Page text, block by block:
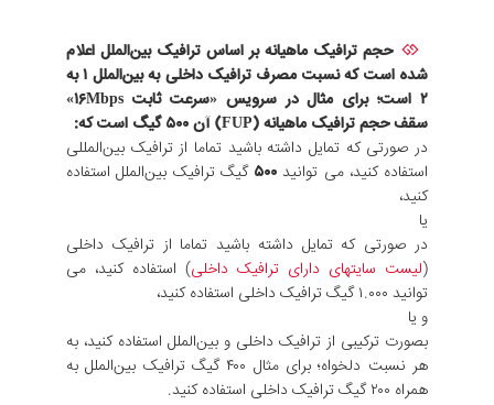
حجم ترافیک ماهیانه بر اساس ترافیک بین‌الملل اعلام
شده است که نسبت مصرف ترافیک داخلی به بین‌الملل ۱ به
۲ است؛ برای مثال در سرویس «سرعت ثابت ۱۶Mbps»
سقف حجم ترافیک ماهیانه (FUP) آن
۵۰۰ گیگ است که:
در صورتی که تمایل داشته باشید تماما از ترافیک بین‌المللی
استفاده کنید، می توانید ۵۰۰ گیگ ترافیک بین‌الملل استفاده
کنید،
یا
در صورتی که تمایل داشته باشید تماما از ترافیک داخلی
(لیست سایتهای دارای ترافیک داخلی) استفاده کنید، می
توانید ۱.۰۰۰ گیگ ترافیک داخلی استفاده کنید،
و یا
بصورت ترکیبی از ترافیک داخلی و بین‌الملل استفاده کنید، به
هر نسبت دلخواه؛ برای مثال ۴۰۰ گیگ ترافیک بین‌الملل به
همراه ۲۰۰ گیگ ترافیک داخلی استفاده کنید.